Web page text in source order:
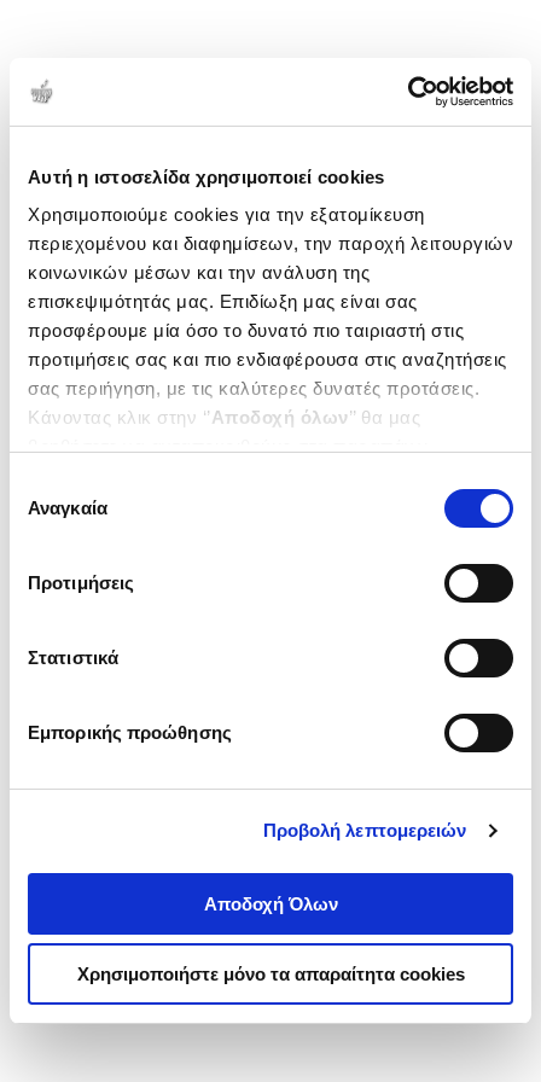
Αυτή η ιστοσελίδα χρησιμοποιεί cookies
Χρησιμοποιούμε cookies για την εξατομίκευση
περιεχομένου και διαφημίσεων, την παροχή λειτουργιών
κοινωνικών μέσων και την ανάλυση της
επισκεψιμότητάς μας. Επιδίωξη μας είναι σας
προσφέρουμε μία όσο το δυνατό πιο ταιριαστή στις
προτιμήσεις σας και πιο ενδιαφέρουσα στις αναζητήσεις
σας περιήγηση, με τις καλύτερες δυνατές προτάσεις.
Κάνοντας κλικ στην ‘’Αποδοχή όλων’’ θα μας
ενδιαφέρουν και να επιλέξετε από τα παρακάτω με την
΄΄και να ενημερωθείτε σχετικά με
συγκατάθεσης
Αναγκαία
Προτιμήσεις
Στατιστικά
Εμπορικής προώθησης
Προβολή λεπτομερειών
Αποδοχή Όλων
Χρησιμοποιήστε μόνο τα απαραίτητα cookies